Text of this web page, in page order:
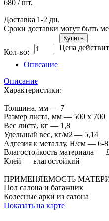
680 / шт.
Доставка 1-2 дн.
Сроки доставки могут быть
Кол-во:
Купить
Цена
Описание
Описание
Характеристики:
Толщина, мм — 7
Размер листа, мм — 500 х 700
Вес листа, кг — 1,8
Удельный вес, кг/м2 — 5,14
Адгезия к металлу, Н/см — 6-8
Влагостойкость материала —
Клей — влагостойкий
ПРИМЕНЯЕМОСТЬ
Пол салона и багажник
Колесные арки из салона
Показать на карте